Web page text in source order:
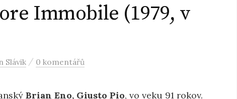
Immobile (1979, v
Slávik / 0 komentářů
Brian Eno, Giusto Pio, vo veku 91 rokov.